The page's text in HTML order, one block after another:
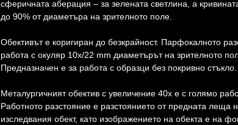
сферичната аберация – за зелената светлина, а
до 90% от диаметъра на зрителното поле.
Обективът е коригиран до безкрайност. Парфокалното
работа с окуляр 10x/22 mm диаметърът на зрителното
Предназначен е за работа с образци без покривно стъкло.
Металургичният обектив с увеличение 40x е с голямо
Работното разстояние е разстоянието от предната леща
изследвания обект, като изображението на обекта е на